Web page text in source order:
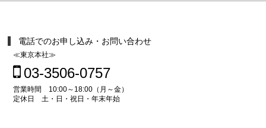
電話でのお申し込み・お問い合わせ
≪東京本社≫
03-3506-0757
営業時間 10:00～18:00（月～金）
定休日 土・日・祝日・年末年始